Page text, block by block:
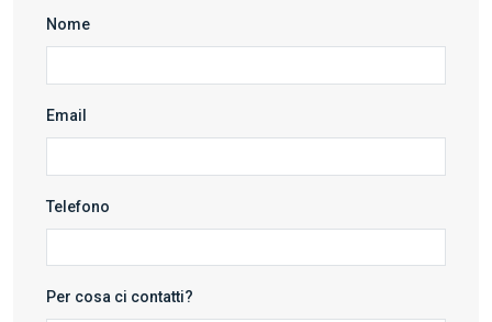
Nome
Email
Telefono
Per cosa ci contatti?